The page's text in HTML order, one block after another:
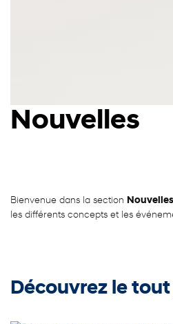
Nouvelles
Bienvenue dans la section Nouvelles
les différents concepts et les
Découvrez le